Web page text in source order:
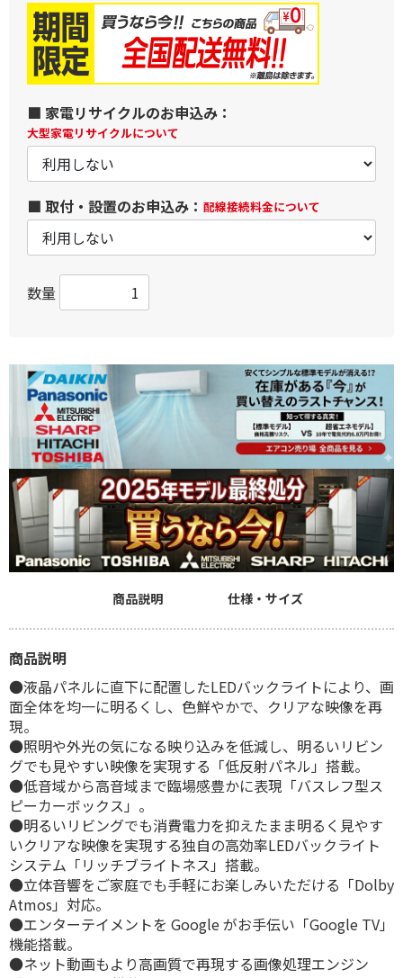
■ 家電リサイクルのお申込み：
大型家電リサイクルについて
■ 取付・設置のお申込み： 配線接続料金について
数量
商品説明 仕様・サイズ
商品説明
●液晶パネルに直下に配置したLEDバックライトにより、画
面全体を均一に明るくし、色鮮やかで、クリアな映像を再
現。
●照明や外光の気になる映り込みを低減し、明るいリビン
グでも見やすい映像を実現する「低反射パネル」搭載。
●低音域から高音域まで臨場感豊かに表現「バスレフ型ス
ピーカーボックス」。
●明るいリビングでも消費電力を抑えたまま明るく見やす
いクリアな映像を実現する独自の高効率LEDバックライト
システム「リッチブライトネス」搭載。
●立体音響をご家庭でも手軽にお楽しみいただける「Dolby
Atmos」対応。
●エンターテイメントを Google がお手伝い「Google TV」
機能搭載。
●ネット動画もより高画質で再現する画像処理エンジン